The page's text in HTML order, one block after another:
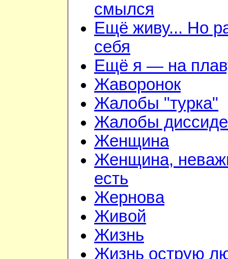
смылся
Ещё живу... Но
себя
Ещё я — на
Жаворонок
Жалобы "турка"
Жалобы
Женщина
Женщина,
есть
Жернова
Живой
Жизнь
Жизнь острую